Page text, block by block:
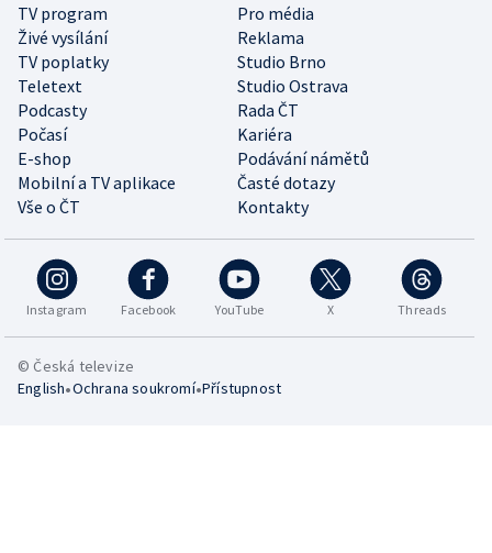
TV program
Pro média
Živé vysílání
Reklama
TV poplatky
Studio Brno
Teletext
Studio Ostrava
Podcasty
Rada ČT
Počasí
Kariéra
E-shop
Podávání námětů
Mobilní a TV aplikace
Časté dotazy
Vše o ČT
Kontakty
Instagram Facebook YouTube X Threads
© Česká televize
English•Ochrana soukromí•Přístupnost